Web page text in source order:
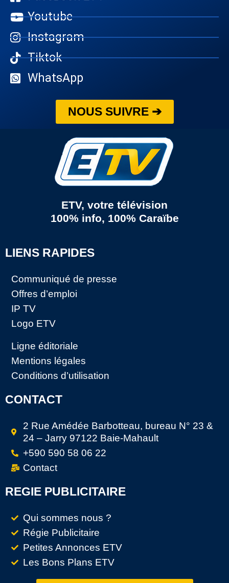
Youtube
Instagram
Tiktok
WhatsApp
NOUS SUIVRE ➔
ETV, votre télévision
100% info, 100% Caraïbe
LIENS RAPIDES
Communiqué de presse
Offres d’emploi
IP TV
Logo ETV
Ligne éditoriale
Mentions légales
Conditions d’utilisation
CONTACT
2 Rue Amédée Barbotteau, bureau N° 23 &
24 – Jarry 97122 Baie-Mahault
+590 590 58 06 22
Contact
REGIE PUBLICITAIRE
Qui sommes nous ?
Régie Publicitaire
Petites Annonces ETV
Les Bons Plans ETV